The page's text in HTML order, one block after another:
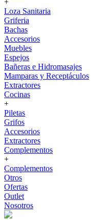
+
Loza Sanitaria
Griferia
Bachas
Accesorios
Muebles
Espejos
Bañeras e Hidromasajes
Mamparas y Receptáculos
Extractores
Cocinas
+
Piletas
Grifos
Accesorios
Extractores
Complementos
+
Complementos
Otros
Ofertas
Outlet
Nosotros